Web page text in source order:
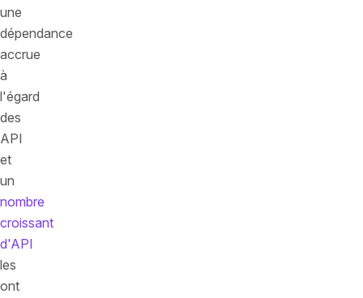
une
dépendance
accrue
à
l'égard
des
API
et
un
nombre
croissant
d'API
les
ont